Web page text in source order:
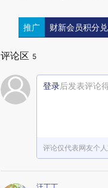
推广 财新会员积分
评论区 5
登录后发表评论
评论仅代表网友个